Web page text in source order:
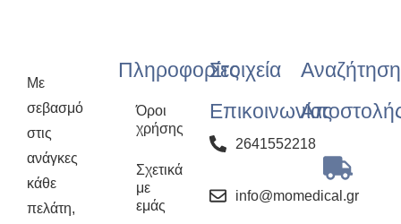
Με
σεβασμό
στις
ανάγκες
κάθε
πελάτη,
Πληροφορίες
Όροι
χρήσης
Σχετικά
με
εμάς
Στοιχεία
Επικοινωνίας
2641552218
info@momedical.gr
Αναζήτηση